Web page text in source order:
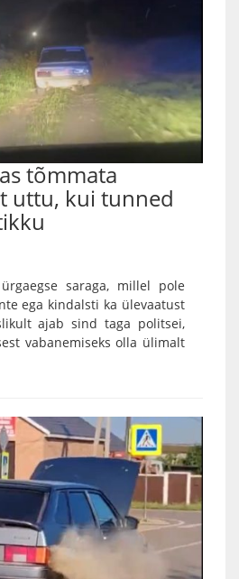
tõmmata
uttu, kui tunned
saraga, millel pole
ega kindalsti ka ülevaatust
ajab sind taga politsei,
vabanemiseks olla ülimalt